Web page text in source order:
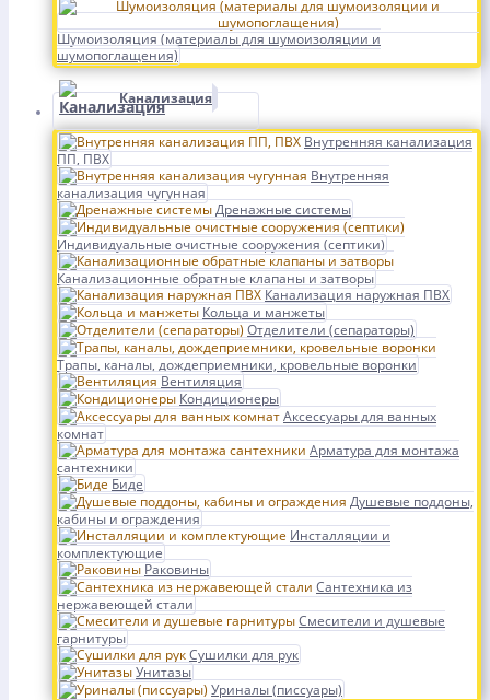
Шумоизоляция (материалы для шумоизоляции и
шумопоглащения)
Канализация
Внутренняя канализация
ПП, ПВХ
Внутренняя
канализация чугунная
Дренажные системы
Индивидуальные очистные сооружения (септики)
Канализационные обратные клапаны и затворы
Канализация наружная ПВХ
Кольца и манжеты
Отделители (сепараторы)
Трапы, каналы, дождеприемники, кровельные воронки
Вентиляция
Кондиционеры
Аксессуары для ванных
комнат
Арматура для монтажа
сантехники
Биде
Душевые поддоны,
кабины и ограждения
Инсталляции и
комплектующие
Раковины
Сантехника из
нержавеющей стали
Смесители и душевые
гарнитуры
Сушилки для рук
Унитазы
Уриналы (писсуары)